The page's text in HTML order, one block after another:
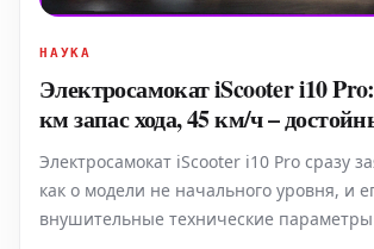
НАУКА
Электросамокат iScooter i10
км запас хода, 45 км/ч –
Электросамокат iScooter i10 Pro сразу
как о модели не начального уровня, и
внушительные технические параметры